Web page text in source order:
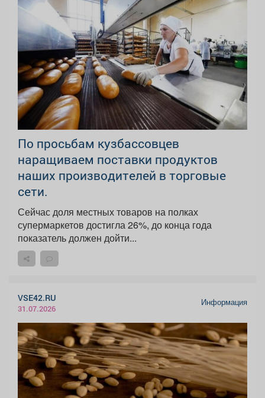
По просьбам кузбассовцев
наращиваем поставки продуктов
наших производителей в торговые
сети.
Сейчас доля местных товаров на полках
супермаркетов достигла 26%, до конца года
показатель должен дойти...
VSE42.RU
31.07.2026
Информация